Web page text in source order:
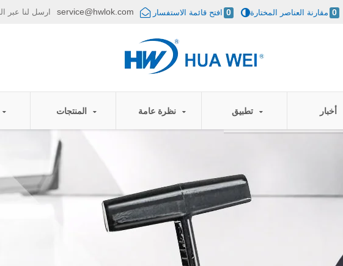
service@hwlok.com افتح قائمة الاستفسار 0 مقارنة العناصر المختارة 0
المنتجات نظرة عامة أخبار